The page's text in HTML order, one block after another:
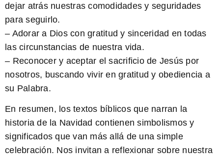
dejar atrás nuestras comodidades y seguridades
para seguirlo.
– Adorar a Dios con gratitud y sinceridad en todas
las circunstancias de nuestra vida.
– Reconocer y aceptar el sacrificio de Jesús por
nosotros, buscando vivir en gratitud y obediencia a
su Palabra.
En resumen, los textos bíblicos que narran la
historia de la Navidad contienen simbolismos y
significados que van más allá de una simple
celebración. Nos invitan a reflexionar sobre nuestra